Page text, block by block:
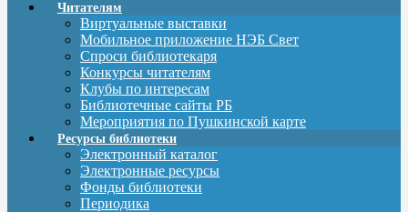
Читателям
Виртуальные выставки
Мобильное приложение НЭБ Свет
Спроси библиотекаря
Конкурсы читателям
Клубы по интересам
Библиотечные сайты РБ
Мероприятия по Пушкинской карте
Ресурсы библиотеки
Электронный каталог
Электронные ресурсы
Фонды библиотеки
Периодика